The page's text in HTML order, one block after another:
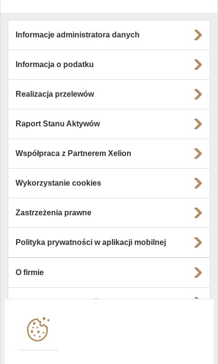
Informacje administratora danych
Informacja o podatku
Realizacja przelewów
Raport Stanu Aktywów
Współpraca z Partnerem Xelion
Wykorzystanie cookies
Zastrzeżenia prawne
Polityka prywatności w aplikacji mobilnej
O firmie
Instytucje współpracujące